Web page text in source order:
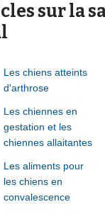
sur la
Les chiens atteints
d'arthrose
Les chiennes en
gestation et les
chiennes allaitantes
Les aliments pour
les chiens en
convalescence